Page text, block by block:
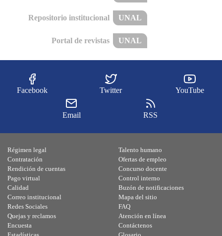
Repositorio institucional UNAL
Portal de revistas UNAL
Facebook Twitter YouTube
Email RSS
Régimen legal
Contratación
Rendición de cuentas
Pago virtual
Calidad
Talento humano
Ofertas de empleo
Concurso docente
Control interno
Buzón de notificaciones
Correo institucional
Redes Sociales
Quejas y reclamos
Encuesta
Mapa del sitio
FAQ
Atención en línea
Contáctenos